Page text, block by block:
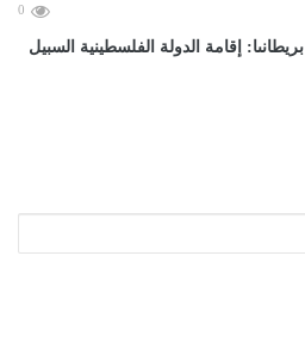
0
إقامة الدولة الفلسطينية السبيل